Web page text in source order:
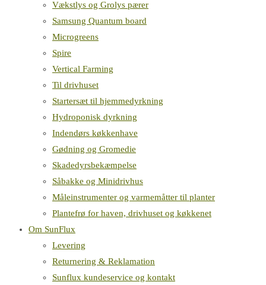
Vækstlys og Grolys pærer
Samsung Quantum board
Microgreens
Spire
Vertical Farming
Til drivhuset
Startersæt til hjemmedyrkning
Hydroponisk dyrkning
Indendørs køkkenhave
Gødning og Gromedie
Skadedyrsbekæmpelse
Såbakke og Minidrivhus
Måleinstrumenter og varmemåtter til planter
Plantefrø for haven, drivhuset og køkkenet
Om SunFlux
Levering
Returnering & Reklamation
Sunflux kundeservice og kontakt